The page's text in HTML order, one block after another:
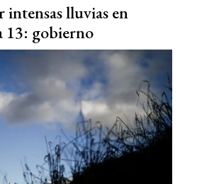
intensas lluvias en
13: gobierno